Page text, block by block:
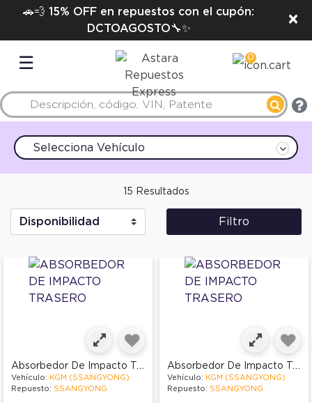
🚗💨 15% OFF en repuestos con el cupón:
DCTOAGOSTO🔧✨
×
☰ 0
Selecciona Vehículo
15 Resultados
Filtro
Absorbedor De Impacto Trasero
Vehículo: KGM (SSANGYONG)
Repuesto: SSANGYONG
Absorbedor De Impacto Trasero
Vehículo: KGM (SSANGYONG)
Repuesto: SSANGYONG